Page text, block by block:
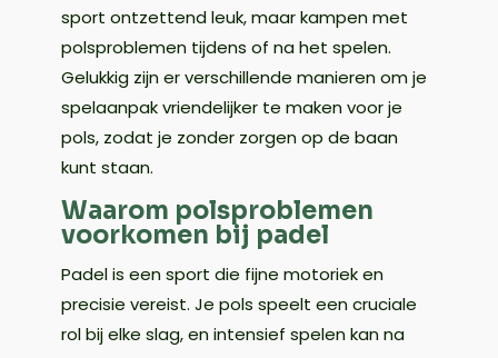
sport ontzettend leuk, maar kampen met
polsproblemen tijdens of na het spelen.
Gelukkig zijn er verschillende manieren om je
spelaanpak vriendelijker te maken voor je
pols, zodat je zonder zorgen op de baan
kunt staan.
Waarom polsproblemen
voorkomen bij padel
Padel is een sport die fijne motoriek en
precisie vereist. Je pols speelt een cruciale
rol bij elke slag, en intensief spelen kan na